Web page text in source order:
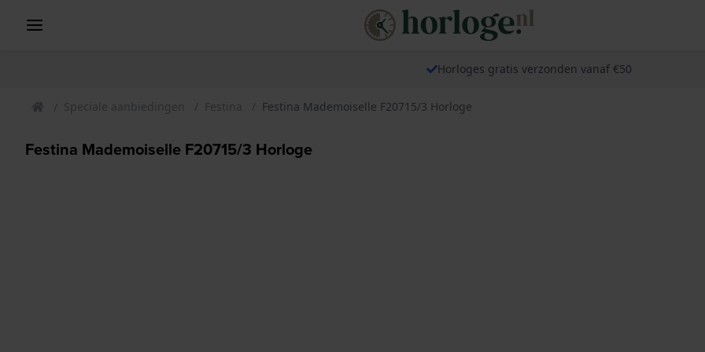
Horloges gratis verzonden vanaf €50
Speciale aanbiedingen Festina Festina Mademoiselle F20715/3 Horloge
Festina Mademoiselle F20715/3 Horloge